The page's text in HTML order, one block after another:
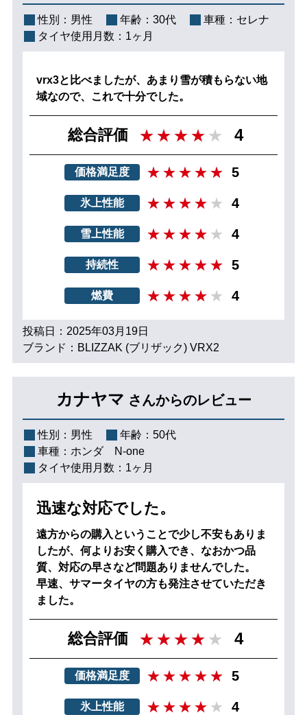
性別： 男性 年齢： 30代 車種： セレナ
タイヤ使用月数： 1ヶ月
vrx3と比べましたが、あまり雪が積もらない地
域なので、これで十分でした。
総合評価 4
価格満足度 5
氷上性能 4
雪上性能 4
持続性 5
燃費 4
投稿日：2025年03月19日
ブランド：BLIZZAK (ブリザック) VRX2
カナヤマ さんからのレビュー
性別： 男性 年齢： 50代
車種： ホンダ N-one
タイヤ使用月数： 1ヶ月
迅速な対応でした。
遠方からの購入ということで少し不安もありま
したが、何よりお安く購入でき、なおかつ品
質、対応の早さなど問題ありませんでした。
早速、サマータイヤの方も発注させていただき
ました。
総合評価 4
価格満足度 5
氷上性能 4